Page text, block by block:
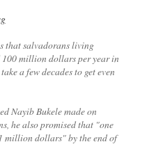
that salvadorans living
100 million dollars per year in
a few decades to get even
Nayib Bukele made on
he also promised that "one
million dollars" by the end of